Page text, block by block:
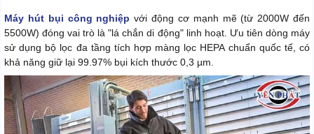
Máy hút bụi công nghiệp với động cơ mạnh mẽ (từ 2000W đến
5500W) đóng vai trò là "lá chắn di động" linh hoạt. Ưu tiên dòng máy
sử dụng bộ lọc đa tầng tích hợp màng lọc HEPA chuẩn quốc tế, có
khả năng giữ lại 99.97% bụi kích thước 0,3 µm.